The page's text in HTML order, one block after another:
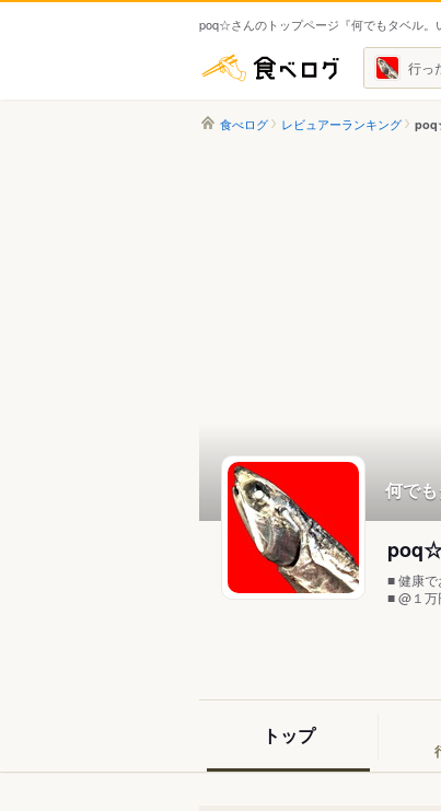
poq☆さんのトップページ『何でもタベル。
食べログ 行っ
食べログ レビュアーランキング
何でも
■ 健康
■ @１
トップ